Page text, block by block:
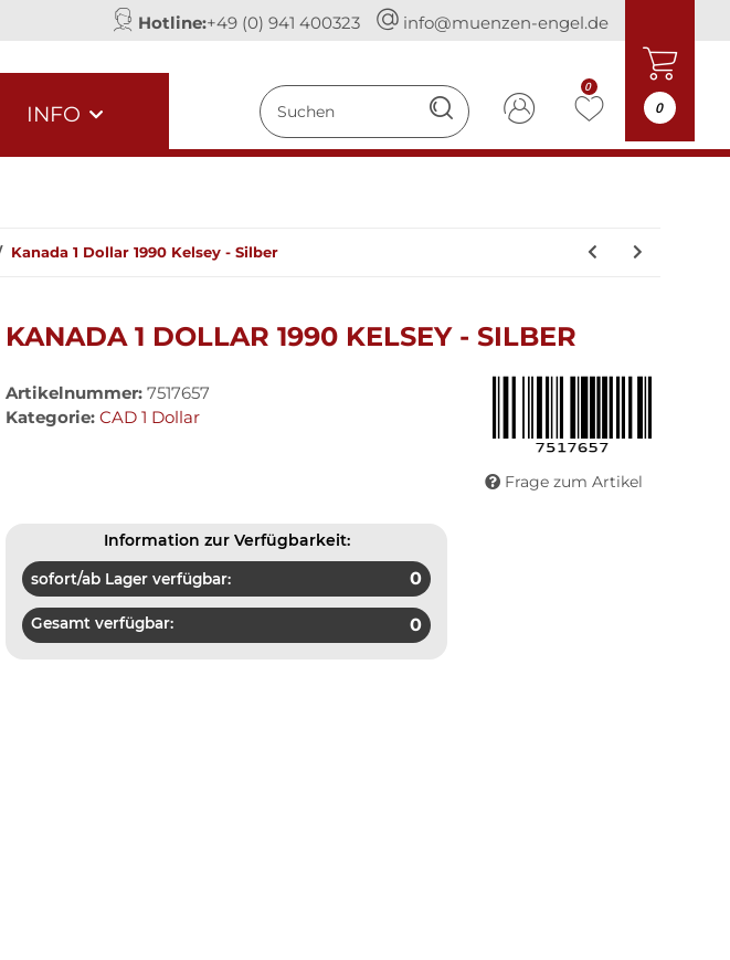
Hotline:+49 (0) 941 400323 info@muenzen-engel.de
0
0
INFO
Kanada 1 Dollar 1990 Kelsey - Silber
KANADA 1 DOLLAR 1990 KELSEY - SILBER
Artikelnummer: 7517657
Kategorie: CAD 1 Dollar
Frage zum Artikel
Information zur Verfügbarkeit:
sofort/ab Lager verfügbar: 0
Gesamt verfügbar: 0